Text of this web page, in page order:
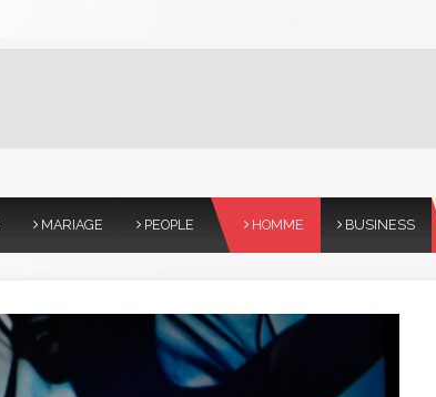
MARIAGE PEOPLE HOMME BUSINESS